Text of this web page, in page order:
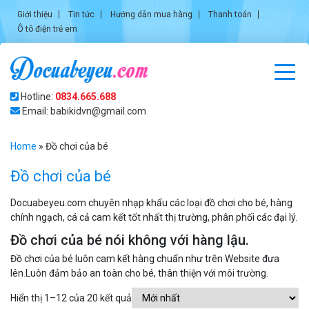
Giới thiệu Tin tức Hướng dẫn mua hàng
Thanh toán
Ô tô điện trẻ em
Hotline: 0834.665.688
Email: babikidvn@gmail.com
Home » Đồ chơi của bé
Đồ chơi của bé
Docuabeyeu.com chuyên nhạp khẩu các loại đồ chơi cho bé, hàng
chính ngạch, cá cả cam kết tốt nhất thị trường, phân phối các đại lý.
Đồ chơi của bé nói không với hàng lậu.
Đồ chơi của bé luôn cam kết hàng chuẩn như trên Website đưa
lên.Luôn đảm bảo an toàn cho bé, thân thiện với môi trường.
Hiển thị 1–12 của 20 kết quả